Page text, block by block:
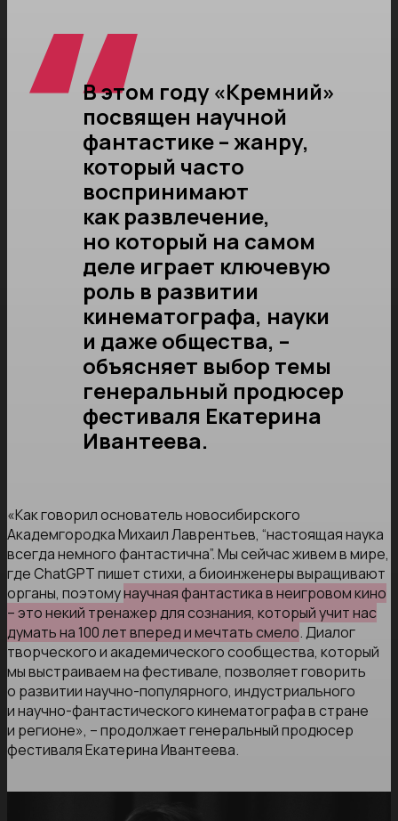
В этом году «Кремний»
посвящен научной
фантастике – жанру,
который часто
воспринимают
как развлечение,
но который на самом
деле играет ключевую
роль в развитии
кинематографа, науки
и даже общества, –
объясняет выбор темы
генеральный продюсер
фестиваля Екатерина
Ивантеева.
«Как говорил основатель новосибирского
Академгородка Михаил Лаврентьев, “настоящая наука
всегда немного фантастична”. Мы сейчас живем в мире,
где ChatGPT пишет стихи, а биоинженеры выращивают
органы, поэтомунаучная фантастика в неигровом кино
– это некий тренажер для сознания, который учит нас
думать на 100 лет вперед и мечтать смело. Диалог
творческого и академического сообщества, который
мы выстраиваем на фестивале, позволяет говорить
о развитии научно-популярного, индустриального
и научно-фантастического кинематографа в стране
и регионе», – продолжает генеральный продюсер
фестиваля Екатерина Ивантеева.